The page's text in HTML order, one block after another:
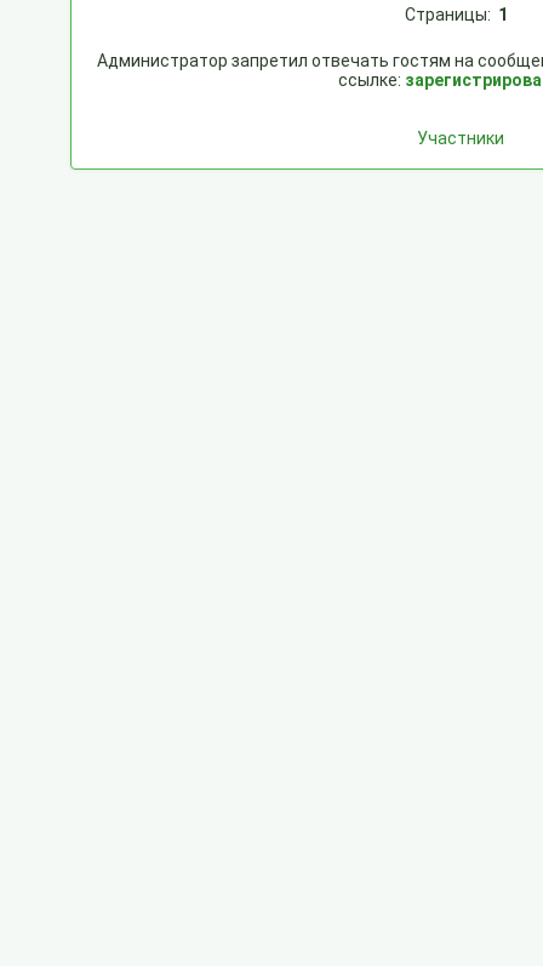
Страницы: 1
Администратор запретил отвечать гостям на
ссылке:
Участники